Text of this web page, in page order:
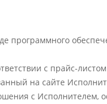
программного
с прайс-
на сайте
с Исполнителем,